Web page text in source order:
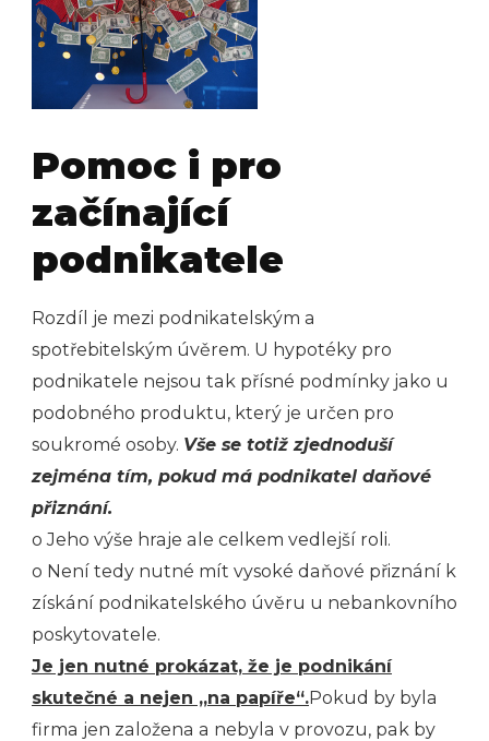
Pomoc i pro
začínající
podnikatele
Rozdíl je mezi podnikatelským a
spotřebitelským úvěrem. U hypotéky pro
podnikatele nejsou tak přísné podmínky jako u
podobného produktu, který je určen pro
soukromé osoby. Vše se totiž zjednoduší
zejména tím, pokud má podnikatel daňové
přiznání.
o Jeho výše hraje ale celkem vedlejší roli.
o Není tedy nutné mít vysoké daňové přiznání k
získání podnikatelského úvěru u nebankovního
poskytovatele.
Je jen nutné prokázat, že je podnikání
skutečné a nejen „na papíře“.Pokud by byla
firma jen založena a nebyla v provozu, pak by